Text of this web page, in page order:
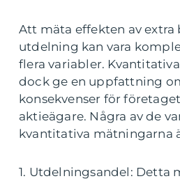
Att mäta effekten av extra
utdelning kan vara
flera variabler.
dock ge en uppfattning
konsekvenser för
aktieägare. Några av de
kvantitativa mätningarna
1. Utdelningsandel: Detta